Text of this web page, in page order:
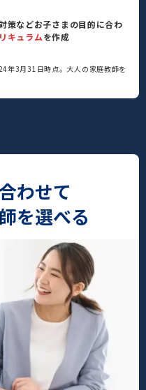
策などお子さまの目的に合わ
キュラムを作成
年3月31日時点。大人の家庭教師を
わせて
を選べる